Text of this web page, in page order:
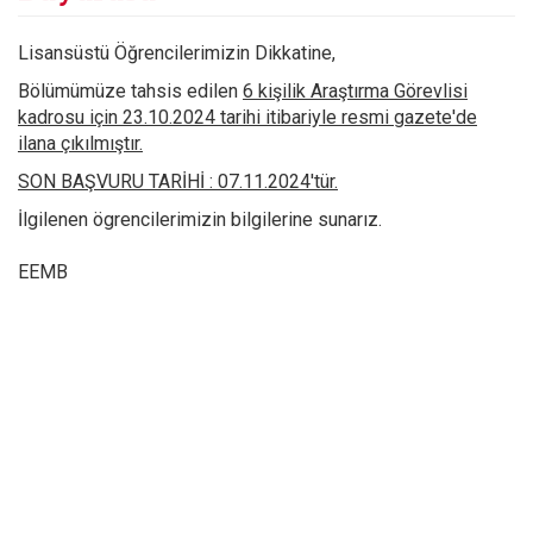
Lisansüstü Öğrencilerimizin Dikkatine,
Bölümümüze tahsis edilen 6 kişilik Araştırma Görevlisi
kadrosu için 23.10.2024 tarihi itibariyle resmi gazete'de
ilana çıkılmıştır.
SON BAŞVURU TARİHİ : 07.11.2024'tür.
İlgilenen ögrencilerimizin bilgilerine sunarız.
EEMB